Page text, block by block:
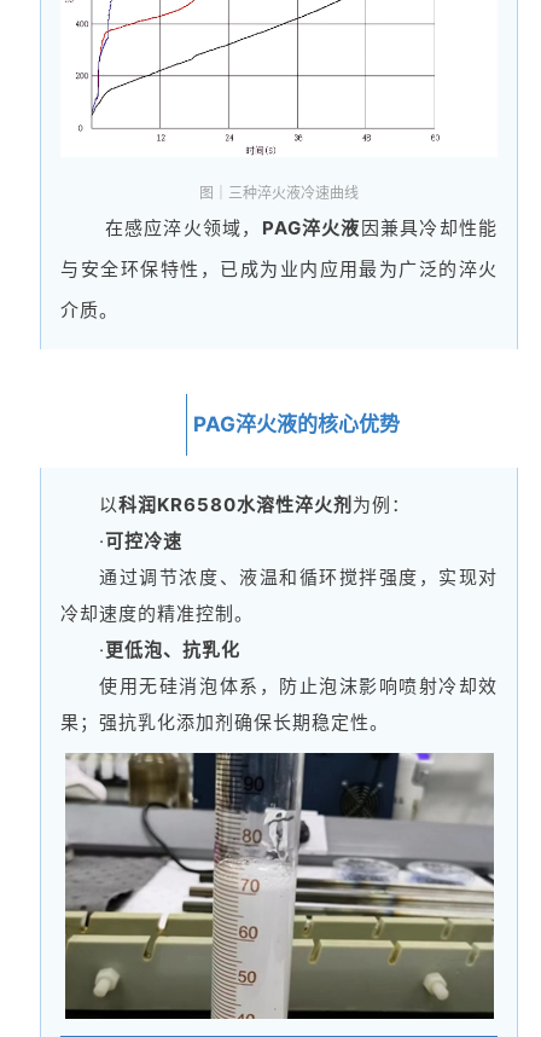
图｜三种淬火液冷速曲线
在感应淬火领域， PAG淬火液因兼具冷却性能
与安全环保特性，已成为业内应用最为广泛的淬火
介质。
PAG淬火液的核心优势
以科润KR6580水溶性淬火剂 为例：
·可控冷速
通过调节浓度、液温和循环搅拌强度，实现对
冷却速度的精准控制。
·更低泡、抗乳化
使用无硅消泡体系，防止泡沫影响喷射冷却效
果；强抗乳化添加剂确保长期稳定性。